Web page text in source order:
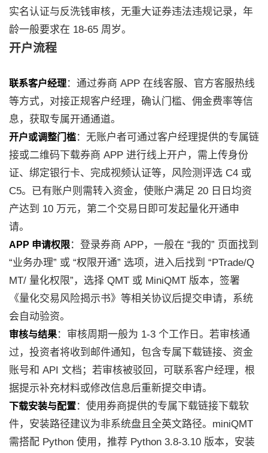
实名认证与反洗钱审核，无重大证券违法违规记录，年
龄一般要求在 18-65 周岁。
开户流程
联系客户经理：通过券商 APP 在线客服、官方客服热线
等方式，对接正规客户经理，确认门槛、佣金费率等信
息，获取专属开通通道。
开户或调整门槛：无账户者可通过客户经理提供的专属链
接或二维码下载券商 APP 进行线上开户，需上传身份
证、绑定银行卡、完成视频认证等，风险测评选 C4 或
C5。已有账户则需转入资金，使账户满足 20 日日均资
产达到 10 万元，第二个交易日即可发起量化开通申
请。
APP 申请权限：登录券商 APP，一般在 “我的” 页面找到
“业务办理” 或 “权限开通” 选项，进入后找到 “PTrade/Q
MT/ 量化权限”，选择 QMT 或 MiniQMT 版本，签署
《量化交易风险揭示书》等相关协议后提交申请，系统
会自动验资。
审核与结果：审核周期一般为 1-3 个工作日。若审核通
过，投资者将收到邮件通知，包含专属下载链接、资金
账号和 API 文档；若审核被驳回，可联系客户经理，根
据提示补充材料或修改信息后重新提交申请。
下载安装与配置：使用券商提供的专属下载链接下载软
件，安装路径建议为非系统盘且全英文路径。miniQMT
需搭配 Python 使用，推荐 Python 3.8-3.10 版本，安装